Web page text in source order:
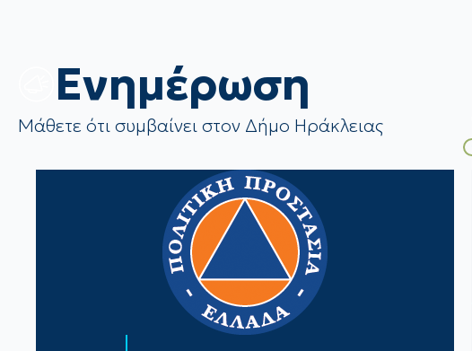
Eνημέρωση
Μάθετε ότι συμβαίνει στον Δήμο Ηράκλειας